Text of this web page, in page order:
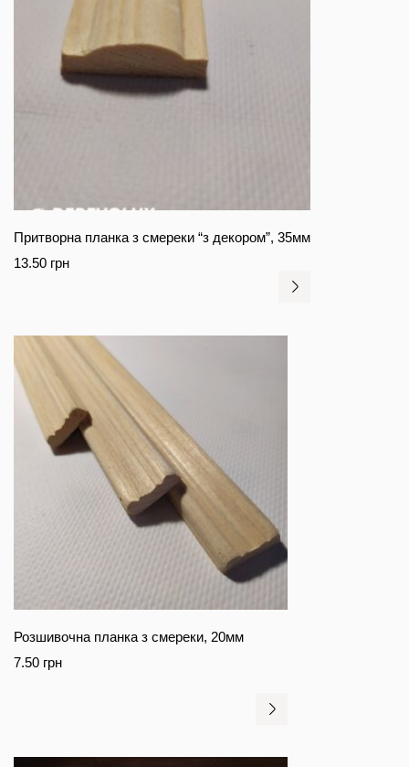
Притворна планка з смереки “з декором”, 35мм
13.50 грн
Розшивочна планка з смереки, 20мм
7.50 грн